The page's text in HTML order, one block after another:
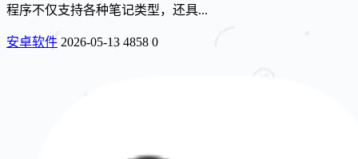
程序不仅支持各种笔记类型，还具...
安卓软件 2026-05-13 4858 0